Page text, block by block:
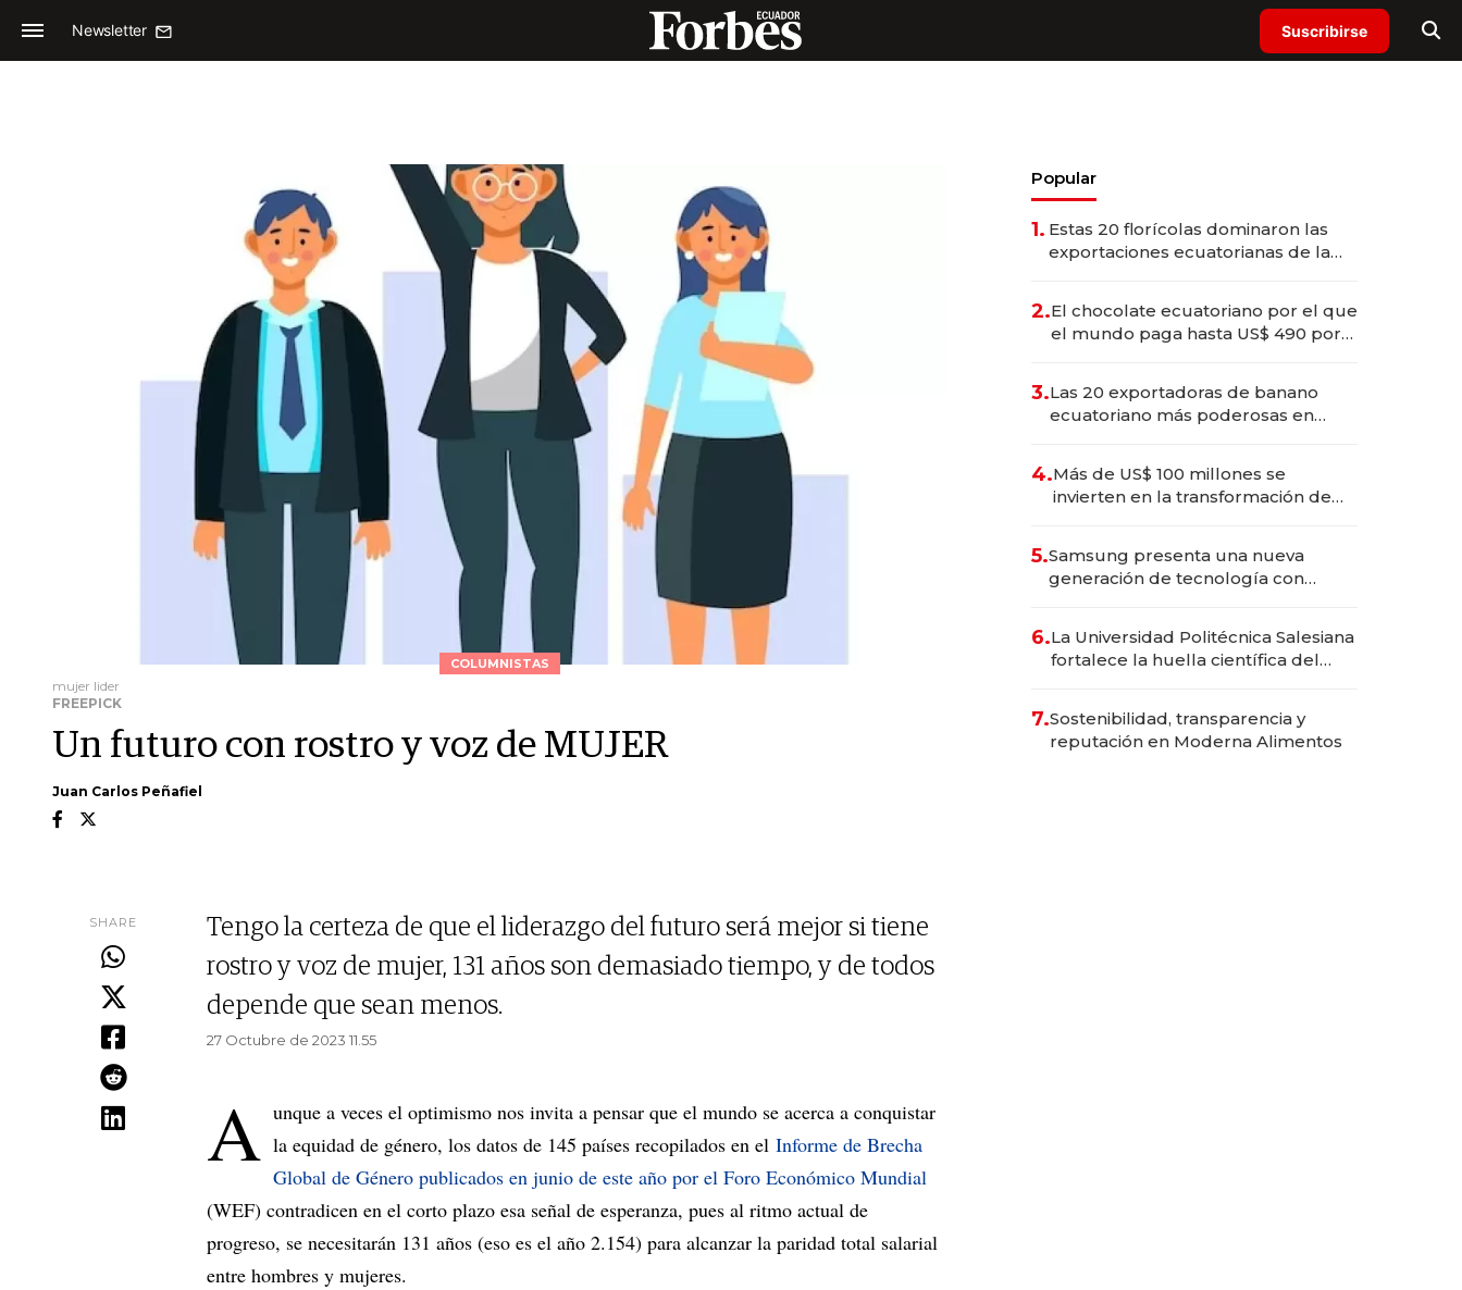
Newsletter Suscribirse
COLUMNISTAS
mujer lider
FREEPICK
Un futuro con rostro y voz de MUJER
Juan Carlos Peñafiel
SHARE
Tengo la certeza de que el liderazgo del futuro será mejor si tiene
rostro y voz de mujer, 131 años son demasiado tiempo, y de todos
depende que sean menos.
27 Octubre de 2023 11.55
A unque a veces el optimismo nos invita a pensar que el mundo se acerca a conquistar
la equidad de género, los datos de 145 países recopilados en el Informe de Brecha
Global de Género publicados en junio de este año por el Foro Económico Mundial
(WEF) contradicen en el corto plazo esa señal de esperanza, pues al ritmo actual de
progreso, se necesitarán 131 años (eso es el año 2.154) para alcanzar la paridad total salarial
entre hombres y mujeres.
Popular
1. Estas 20 florícolas dominaron las
exportaciones ecuatorianas de la
2.El chocolate ecuatoriano por el que
el mundo paga hasta US$ 490 por
3.Las 20 exportadoras de banano
ecuatoriano más poderosas en
4.Más de US$ 100 millones se
invierten en la transformación de
5.Samsung presenta una nueva
generación de tecnología con
6.La Universidad Politécnica Salesiana
fortalece la huella científica del
7.Sostenibilidad, transparencia y
reputación en Moderna Alimentos